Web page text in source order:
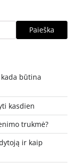
Paieška
būtina
kasdien
trukmė?
ir kaip